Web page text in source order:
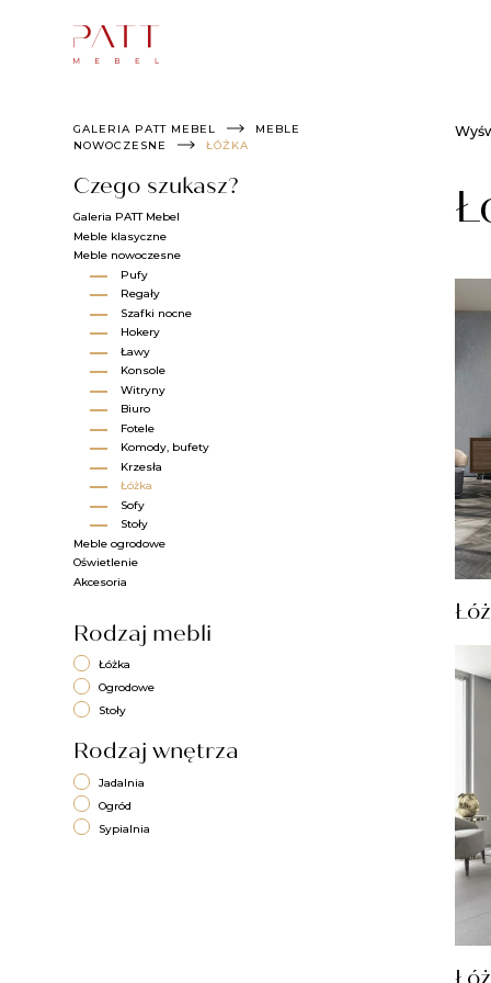
GALERIA PATT MEBEL
MEBLE
NOWOCZESNE
ŁÓŻKA​
Czego szukasz?
Galeria PATT Mebel
Meble klasyczne
Meble nowoczesne
Pufy
Regały
Szafki nocne
Hokery
Ławy
Konsole
Witryny
Biuro​
Fotele​
Komody, bufety​
Krzesła​
Łóżka​
Sofy​
Stoły​
Meble ogrodowe
Oświetlenie
Akcesoria
Rodzaj mebli
Łóżka
Ogrodowe
Stoły
Rodzaj wnętrza
Jadalnia
Ogród
Sypialnia